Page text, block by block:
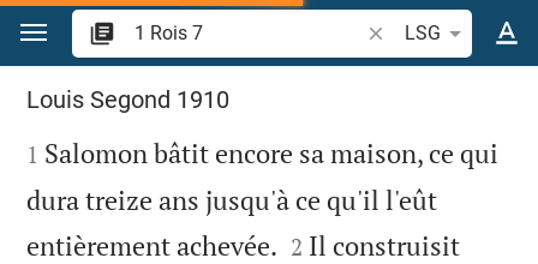
Aller vers contenu
Recherche d'un
LSG
1 Rois 7
Louis Segond 1910

1 Salomon bâtit encore sa maison, ce qui
dura treize ans jusqu'à ce qu'il l'eût
entièrement achevée. 

2 Il construisit